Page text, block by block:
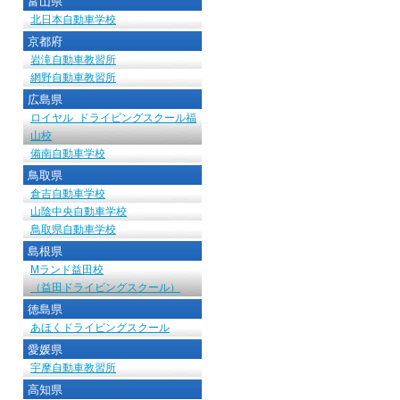
北日本自動車学校
京都府
岩滝自動車教習所
網野自動車教習所
広島県
ロイヤル ドライビングスクール福
山校
備南自動車学校
鳥取県
倉吉自動車学校
山陰中央自動車学校
鳥取県自動車学校
島根県
Mランド益田校
（益田ドライビングスクール）
徳島県
あほくドライビングスクール
愛媛県
宇摩自動車教習所
高知県